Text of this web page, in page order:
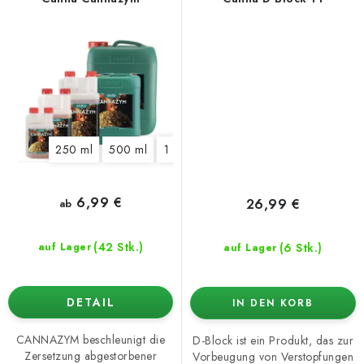
250 ml 500 ml 1 l
auf Lager (42 Stk.)
ab 6,99 €
DETAIL
CANNAZYM beschleunigt die
Zersetzung abgestorbener
auf Lager (6 Stk.)
26,99 €
IN DEN KORB
D-Block ist ein Produkt, das zur
Vorbeugung von Verstopfungen